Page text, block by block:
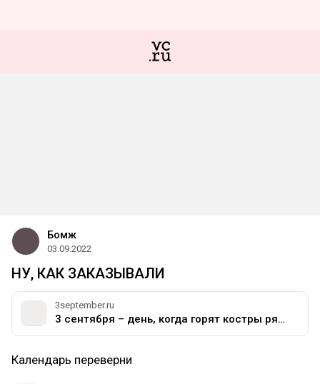
Бомж
03.09.2022
НУ, КАК ЗАКАЗЫВАЛИ
3september.ru
3 сентября – день, когда горят костры рябин.
Календарь переверни